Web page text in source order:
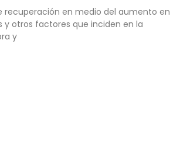
recuperación en medio del aumento en
y otros factores que inciden en la
y